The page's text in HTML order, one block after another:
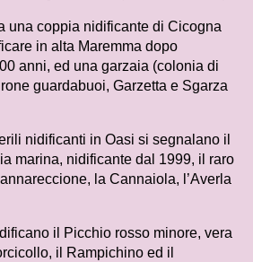
una coppia nidificante di Cicogna
in alta Maremma dopo
anni, ed una garzaia (colonia di
guardabuoi, Garzetta e Sgarza
nidificanti in Oasi si segnalano il
marina, nidificante dal 1999, il raro
la Cannaiola, l’Averla
il Picchio rosso minore, vera
il Rampichino ed il